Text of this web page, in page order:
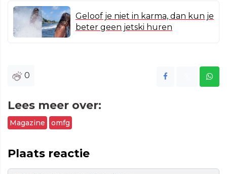
Geloof je niet in karma, dan kun je
beter geen jetski huren
0
Lees meer over:
Magazine omfg
Plaats reactie